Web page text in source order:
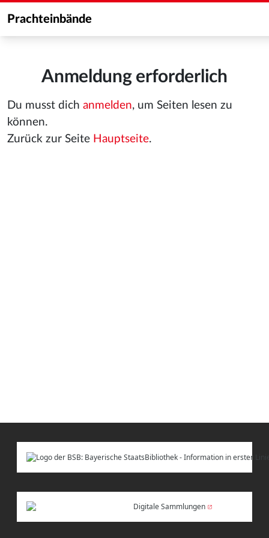
Prachteinbände
Anmeldung erforderlich
Du musst dich anmelden, um Seiten lesen zu
können.
Zurück zur Seite Hauptseite.
Digitale Sammlungen